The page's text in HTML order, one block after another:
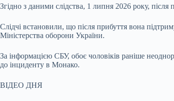
Згідно з даними слідства, 1 липня 2026 року, після
Слідчі встановили, що після прибуття вона
Міністерства оборони України.
За інформацією СБУ, обоє чоловіків раніше
до інциденту в Монако.
ВІДЕО ДНЯ